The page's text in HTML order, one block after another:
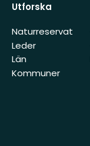
Utforska
Naturreservat
Leder
Län
Kommuner